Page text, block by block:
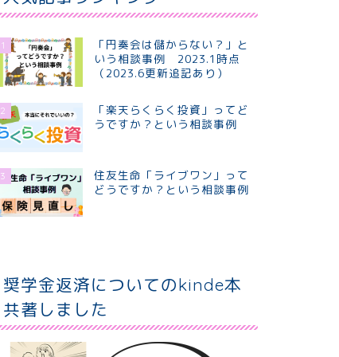
1
「円奏会は儲からない？」と
いう相談事例 2023.1時点
（2023.6更新追記あり）
2
「楽天らくらく投資」ってど
うですか？という相談事例
3
住友生命「ライブワン」って
どうですか？という相談事例
奨学金返済についてのkinde本
共著しました